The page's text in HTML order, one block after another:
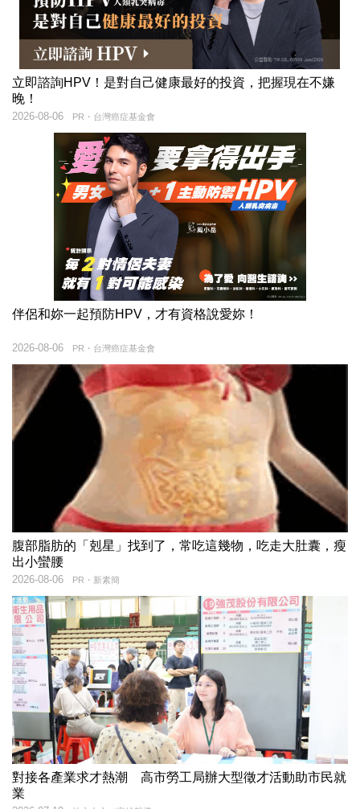
立即諮詢HPV！是對自己健康最好的投資，把握現在不嫌
晚！
PR・台灣癌症基金會
2026-08-06
伴侶和妳一起預防HPV，才有資格說愛妳！
PR・台灣癌症基金會
2026-08-06
腹部脂肪的「剋星」找到了，常吃這幾物，吃走大肚囊，瘦
出小蠻腰
PR・新素簡
2026-08-06
對接各產業求才熱潮 高市勞工局辦大型徵才活動助市民就
業